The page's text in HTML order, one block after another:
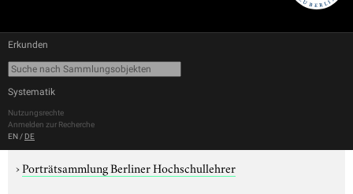
Erkunden
Systematik
Nutzungsrechte
Anmelden zur Recherche
EN / DE
›Porträtsammlung Berliner Hochschullehrer